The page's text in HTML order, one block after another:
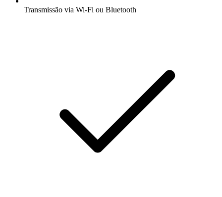
Transmissão via Wi-Fi ou Bluetooth